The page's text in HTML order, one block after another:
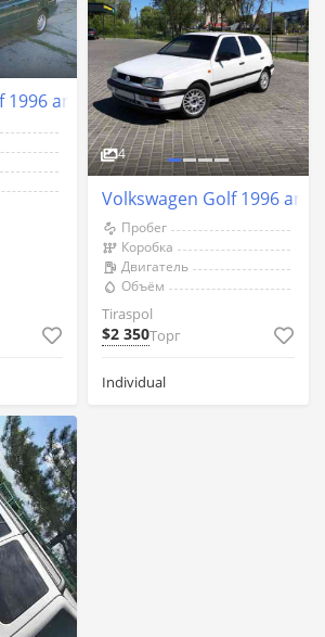
1996 an Tiraspol
4
Volkswagen Golf 1996 an
Пробег
Коробка
Двигатель
Объём
Tiraspol
$2 350Торг
Individual